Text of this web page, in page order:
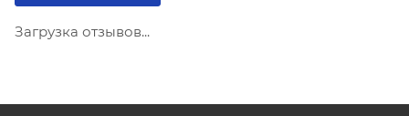
Загрузка отзывов...